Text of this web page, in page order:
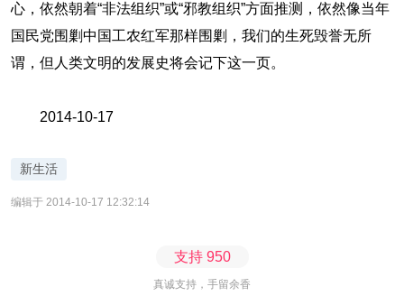
心，依然朝着“非法组织”或“邪教组织”方面推测，依然像当年
国民党围剿中国工农红军那样围剿，我们的生死毁誉无所
谓，但人类文明的发展史将会记下这一页。
2014-10-17
新生活
编辑于 2014-10-17 12:32:14
支持950
真诚支持，手留余香